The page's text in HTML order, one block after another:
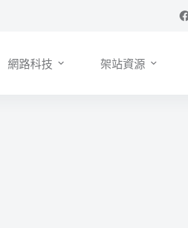
網路科技 架站資源